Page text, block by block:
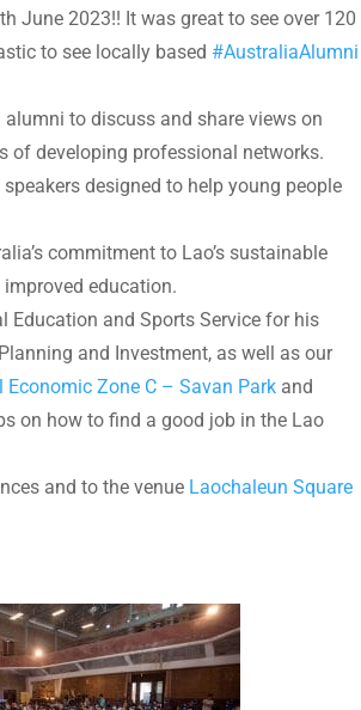
June 2023!! It was great to see over 120
to see locally based #AustraliaAlumni
to discuss and share views on
of developing professional networks.
designed to help young people
commitment to Lao’s sustainable
education.
Education and Sports Service for his
and Investment, as well as our
Zone C – Savan Parkand
on how to find a good job in the Lao
and to the venueLaochaleun Square